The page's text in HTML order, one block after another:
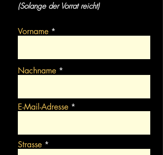
(Solange der Vorrat reicht)
Vorname
Nachname
E-Mail-Adresse
Strasse